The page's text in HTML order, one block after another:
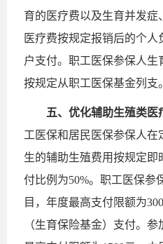
育的医疗费以及生育并发症
医疗费按规定报销后的个
户支付。职工医保参保人
按规定从职工医保基金列支。
五、优化辅助生殖类医
工医保和居民医保参保人在
生的辅助生殖费用按规定即
付比例为50%。职工医保参
目，年度最高支付限额为
（生育保险基金）支付。